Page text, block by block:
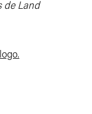
de Land